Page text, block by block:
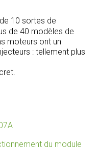
10 sortes de
de 40 modèles de
moteurs ont un
: tellement plus
du module